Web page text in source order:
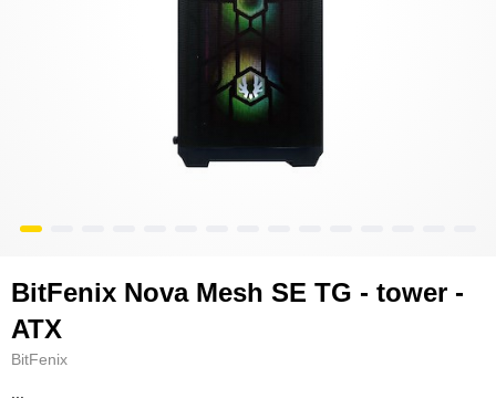
BitFenix Nova Mesh SE TG - tower -
ATX
BitFenix